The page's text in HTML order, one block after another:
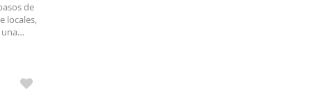
de
locales,